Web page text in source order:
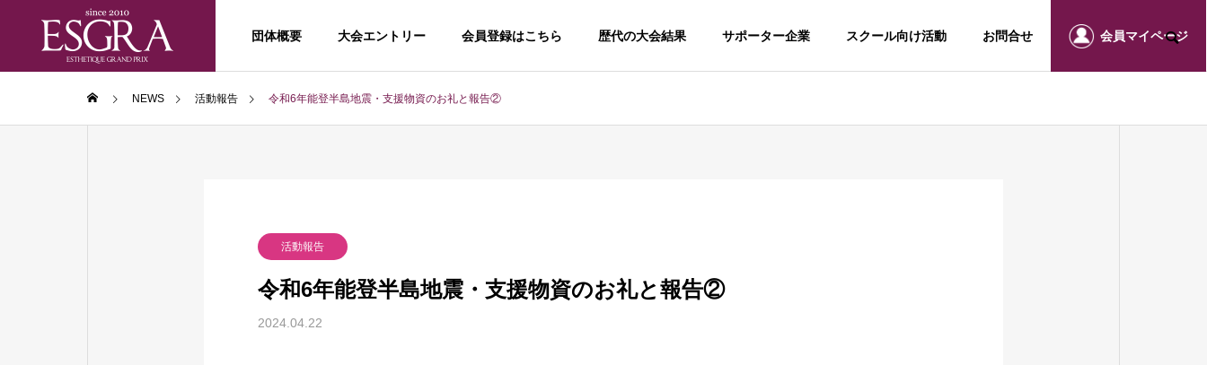
団体概要 大会エントリー 会員登録はこちら 歴代の大会結果 サポーター企業 スクール向け活動 お問合せ 会員マイページ
理事・実行委員紹介
PARTICIPATION
NEWS 活動報告 令和6年能登半島地震・⽀援物資のお礼と報告②
活動報告
令和6年能登半島地震・⽀援物資のお礼と報告②
2024.04.22